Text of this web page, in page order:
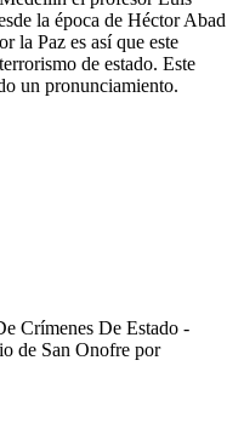
la época de Héctor Abad
la Paz es así que este
de estado. Este
un pronunciamiento.
Crímenes De Estado -
de San Onofre por